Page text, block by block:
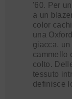
'60. Per
a un
color
una
giacca,
cammello
colto.
tessuto
definisce